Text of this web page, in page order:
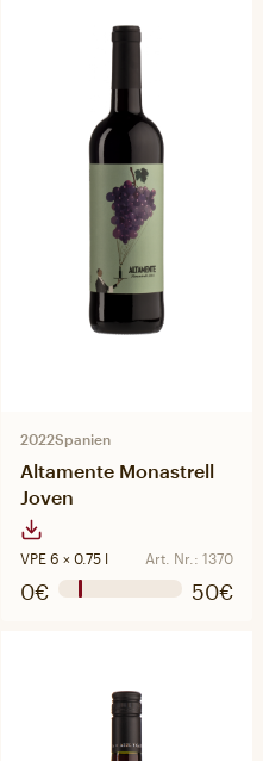
2022Spanien
Altamente Monastrell
Joven
VPE 6 × 0.75 l Art. Nr.: 1370
0€ 50€